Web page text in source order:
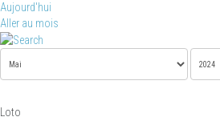
Aujourd'hui
Aller au mois
Loto